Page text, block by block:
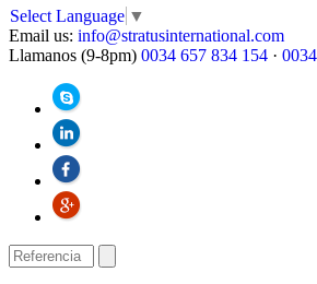
Select Language ▼
Email us: info@stratusinternational.com
Llamanos (9-8pm) 0034 657 834 154 ·